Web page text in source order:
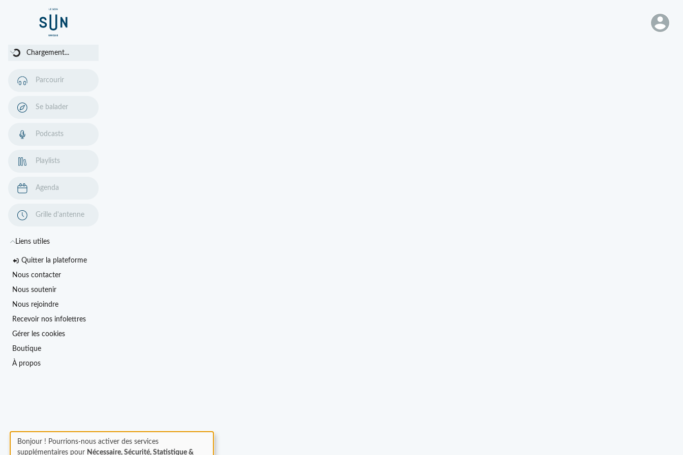
Chargement...
Parcourir
Se balader
Podcasts
Playlists
Agenda
Grille d'antenne
Liens utiles
Quitter la plateforme
Nous contacter
Nous soutenir
Nous rejoindre
Recevoir nos infolettres
Gérer les cookies
Boutique
À propos
Bonjour ! Pourrions-nous activer des services
supplémentaires pour Nécessaire, Sécurité, Statistique &